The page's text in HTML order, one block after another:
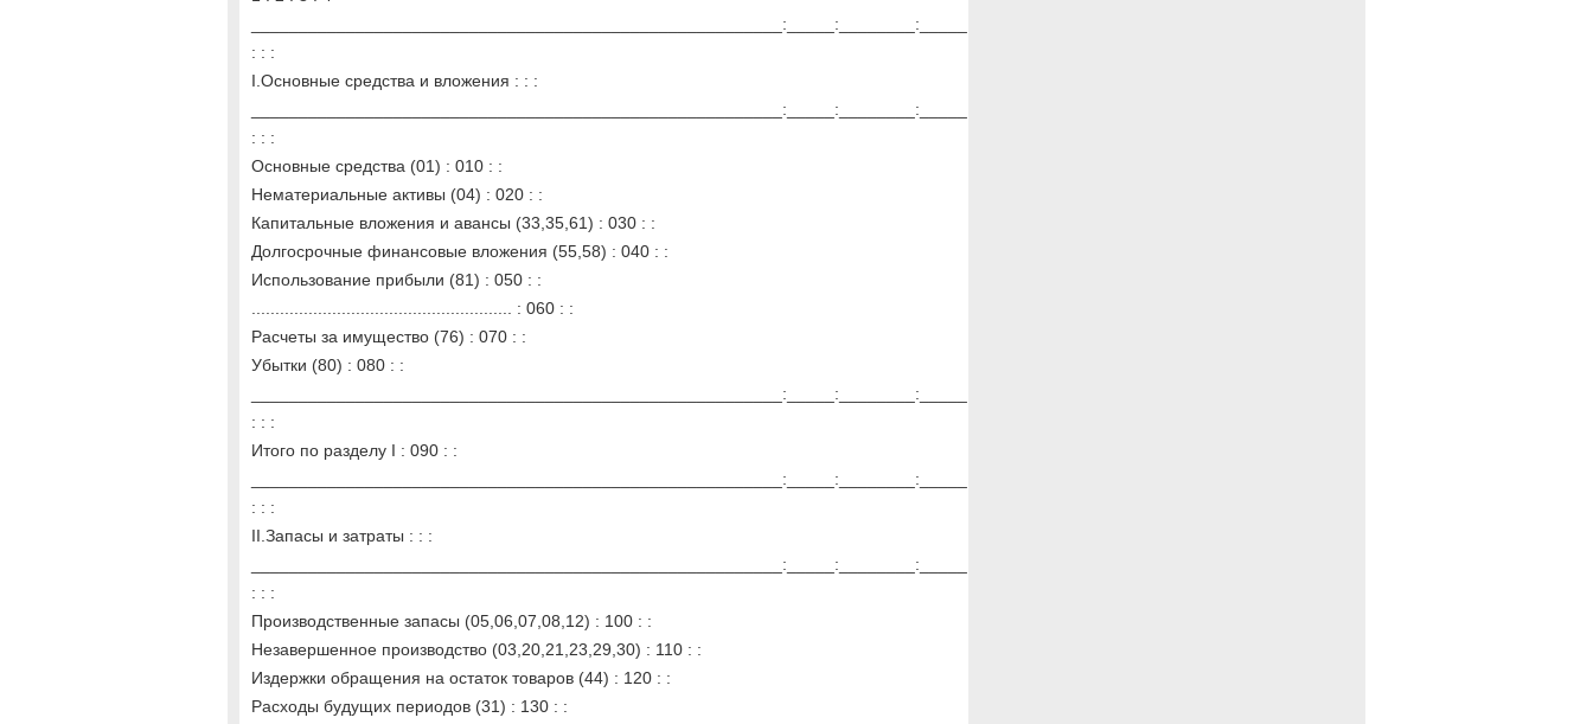
________________________________________________________:_____:________:_____
: : :
I.Основные средства и вложения : : :
________________________________________________________:_____:________:_____
: : :
Основные средства (01) : 010 : :
Нематериальные активы (04) : 020 : :
Капитальные вложения и авансы (33,35,61) : 030 : :
Долгосрочные финансовые вложения (55,58) : 040 : :
Использование прибыли (81) : 050 : :
....................................................... : 060 : :
Расчеты за имущество (76) : 070 : :
Убытки (80) : 080 : :
________________________________________________________:_____:________:_____
: : :
Итого по разделу I : 090 : :
________________________________________________________:_____:________:_____
: : :
II.Запасы и затраты : : :
________________________________________________________:_____:________:_____
: : :
Производственные запасы (05,06,07,08,12) : 100 : :
Незавершенное производство (03,20,21,23,29,30) : 110 : :
Издержки обращения на остаток товаров (44) : 120 : :
Расходы будущих периодов (31) : 130 : :